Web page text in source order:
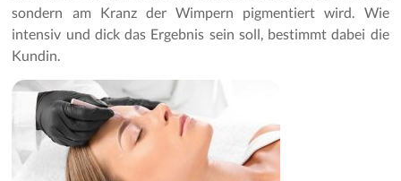
sondern am Kranz der Wimpern pigmentiert wird. Wie
intensiv und dick das Ergebnis sein soll, bestimmt dabei die
Kundin.